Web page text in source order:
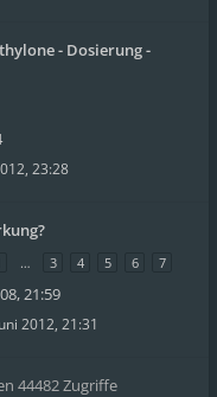
- Dosierung -
23:28
… 3 4 5 6 7
21:59
2012, 21:31
44482 Zugriffe